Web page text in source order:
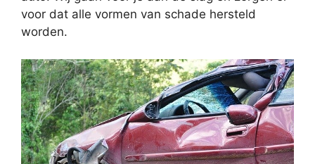
voor dat alle vormen van schade hersteld
worden.